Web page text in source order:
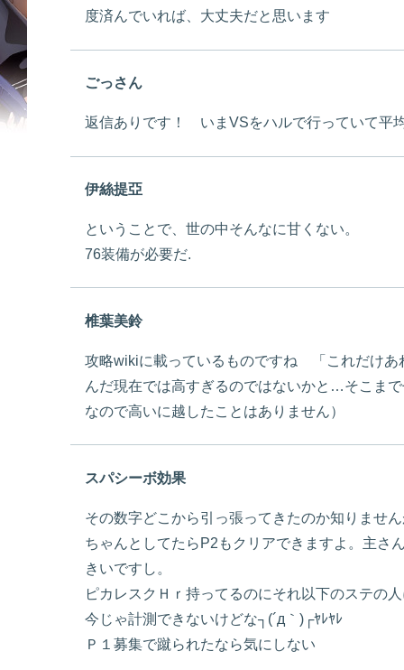
度済んでいれば、大丈夫だと思います
ごっさん
返信ありです！ いまVSをハルで行っていて平
伊絲提亞
ということで、世の中そんなに甘くない。
76装備が必要だ.
椎葉美鈴
攻略wikiに載っているものですね 「これだけあ
んだ現在では高すぎるのではないかと…そこま
なので高いに越したことはありません）
スパシーボ効果
その数字どこから引っ張ってきたのか知りませ
ちゃんとしてたらP2もクリアできますよ。主さ
きいですし。
ピカレスクＨｒ持ってるのにそれ以下のステの
今じゃ計測できないけどな┐(´д｀)┌ﾔﾚﾔﾚ
Ｐ１募集で蹴られたなら気にしない